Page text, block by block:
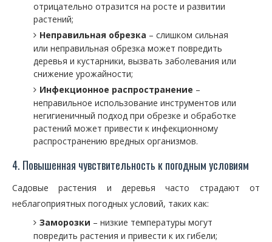
отрицательно отразится на росте и развитии
растений;
Неправильная обрезка – слишком сильная
или неправильная обрезка может повредить
деревья и кустарники, вызвать заболевания или
снижение урожайности;
Инфекционное распространение –
неправильное использование инструментов или
негигиеничный подход при обрезке и обработке
растений может привести к инфекционному
распространению вредных организмов.
4. Повышенная чувствительность к погодным условиям
Садовые растения и деревья часто страдают от
неблагоприятных погодных условий, таких как:
Заморозки – низкие температуры могут
повредить растения и привести к их гибели;